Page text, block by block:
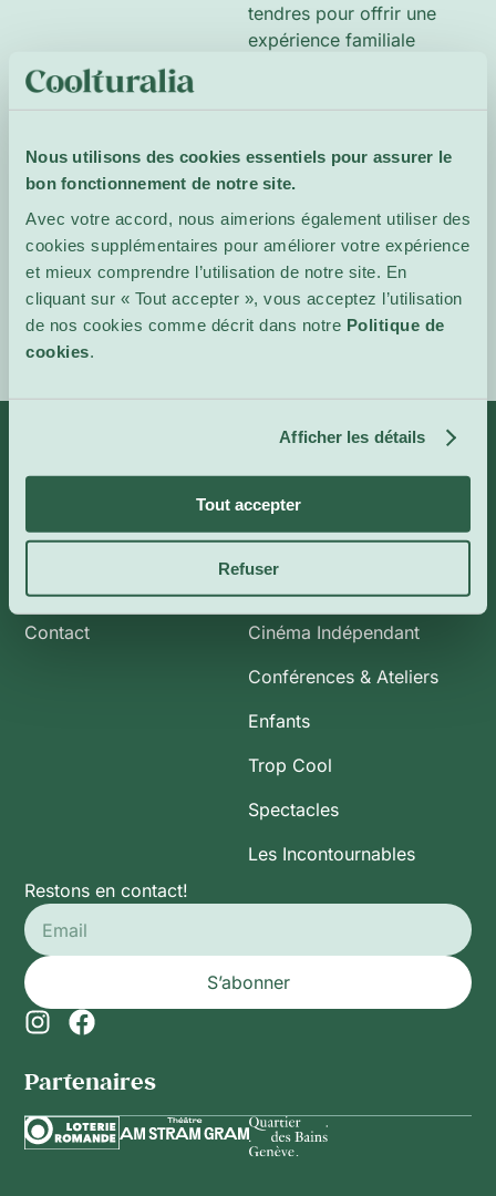
Nous utilisons des cookies essentiels pour assurer le
bon fonctionnement de notre site.
Avec votre accord, nous aimerions également utiliser des
cookies supplémentaires pour améliorer votre expérience
et mieux comprendre l’utilisation de notre site. En
cliquant sur « Tout accepter », vous acceptez l’utilisation
de nos cookies comme décrit dans notre Politique de
cookies
Afficher les détails
Tout accepter
Refuser
tendres pour offrir une
expérience familiale
En anglais. Enfants dès 5
ans.
Site de
l'événement
Infos
À propos de nous
CoolBytes
Contact
Art et Expositions
Plein Air
Cinéma Indépendant
Conférences & Ateliers
Enfants
Trop Cool
Spectacles
Les Incontournables
Restons en contact!
S’abonner
Partenaires​